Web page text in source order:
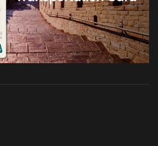
Japanese
Russian
French
German